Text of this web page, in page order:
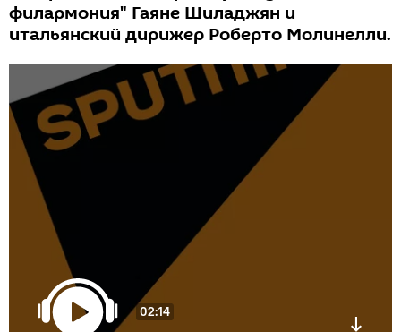
филармония" Гаяне Шиладжян и
итальянский дирижер Роберто Молинелли.
02:14